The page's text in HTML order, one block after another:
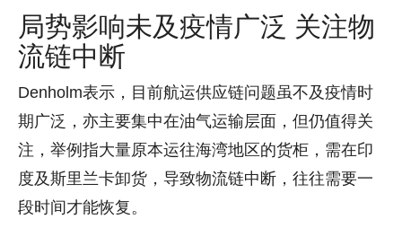
局势影响未及疫情广泛 关注物
流链中断
Denholm表示，目前航运供应链问题虽不及疫情时
期广泛，亦主要集中在油气运输层面，但仍值得关
注，举例指大量原本运往海湾地区的货柜，需在印
度及斯里兰卡卸货，导致物流链中断，往往需要一
段时间才能恢复。